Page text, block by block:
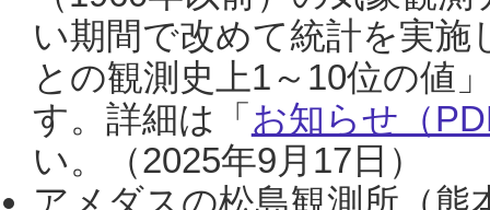
い期間で改めて統計を実
との観測史上1～10位の値
す。詳細は「 お知らせ（
い。（2025年9月17日）
アメダスの松島観測所（熊